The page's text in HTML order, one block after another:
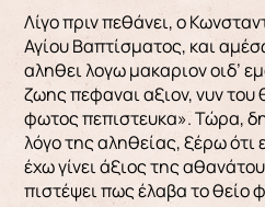
Λίγο πριν πεθάνει, ο
Αγίου Βαπτίσματος, και
αληθει λογω μακαριον οιδ’
ζωης πεφαναι αξιον, νυν του
φωτος πεπιστευκα». Τώρα,
λόγο της αληθείας, ξέρω ότι
έχω γίνει άξιος της
πιστέψει πως έλαβα το θείο